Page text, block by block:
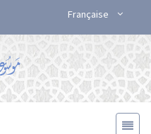
Française